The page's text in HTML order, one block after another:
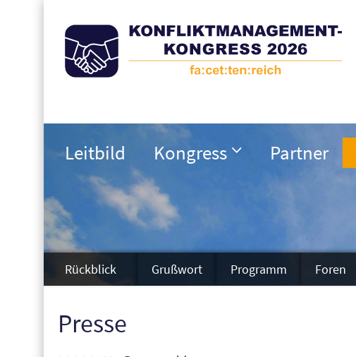
Leitbild Kongress Partner
Rückblick Grußwort Programm Foren
Presse